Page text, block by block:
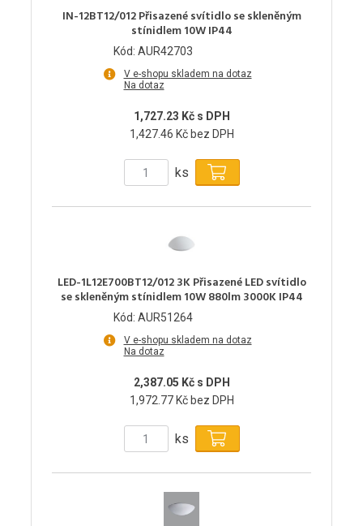
IN-12BT12/012 Přisazené svítidlo se skleněným
stínidlem 10W IP44
Kód: AUR42703
V e-shopu skladem na dotaz
Na dotaz
1,727.23 Kč s DPH
1,427.46 Kč bez DPH
ks
LED-1L12E700BT12/012 3K Přisazené LED svítidlo
se skleněným stínidlem 10W 880lm 3000K IP44
Kód: AUR51264
V e-shopu skladem na dotaz
Na dotaz
2,387.05 Kč s DPH
1,972.77 Kč bez DPH
ks